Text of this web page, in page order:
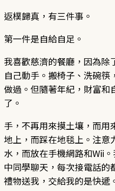
返樸歸真，有三件事。
第一件是自給自足。
我喜歡慈濟的餐廳，因為除
自己動手。搬椅子、洗碗
做過。但隨著年紀，財富和
了。
手，不再用來摸土壤，而用
地上，而踩在地毯上。注意
水，而放在手機網路和Wii
中同學聊天，每次接電話的
禮物送我，交給我的是快遞